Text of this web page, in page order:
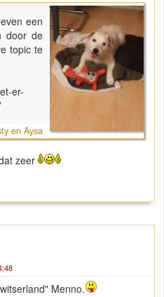
een
door de
topic te
er-
en Aysa
zeer
Menno.